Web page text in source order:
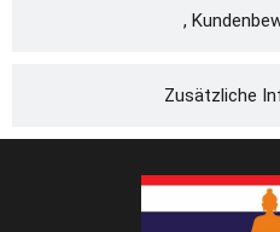
,
Zusätzliche